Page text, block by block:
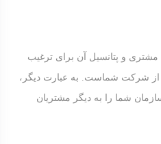
و پتانسیل آن برای ترغیب
از شركت شماست. به عبارت دیگر،
شما را به دیگر مشتریان